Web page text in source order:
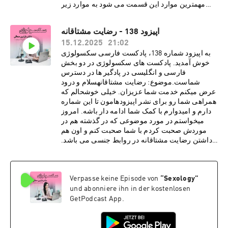
مهمترین موارد این قسمت می شود به موارد زیر
خود واقعی همراهمان به جذابیت در رابطه جنسی
کمک می کند.· ارزش ها و نظام اخلاقی ما می
تواند نگرش ما به انجام فانتزی جنسی را تعیین
کند.· بررسی شخصیت های جنسی
مختلف· پیچیدگی انسان ها تاثیر بسیاری در نوع
برانگیختگی روانی جنسی در افراد دارد.درباره دکتر
نازنین معالیدکتر نازنین معالی، روانشناس بالینی و
پژوهشگر روابط جنسی، دارای بورد فوق تخصصی در
بیمارستان کایزر هستند. هم اکنون مطب ایشان در
شهر لس آنجلس به صورت ویدیو تراپی، پذیرای
درمان مدد جویان می باشد. دکتر معالی با مطالعات و
تحقیقاتی گسترده در زمینه های گوناگون روانشناسی،
تجربیات و دانسته های خود از طریق رسانه های
هستند.دوره آموزش
جنسی:https://www.intimacyrewired.comکد
تخفیف Dr. Moaliما را در صفحات اجتماعی دنبال
stfarsihttps://www.instagram.com/sexologypod
اپیزود 138 - رضایت مشتاقانه
15.12.2025
21:02
به اپیزود شماره 138، پادکست فارسی سکسولوژی
خوش آمدید. پادکست های سکسولوژی در دو بخش
فارسی و انگلیسی در پادگیر ها در دسترس
شماست.موضوع: رضایت مشتاقانهسلام و درود
عرض میکنم خدمت شما عزیزان. خیلی خوشحالم که
همراهی شما رو برای نشر اپیزودهامون تا این شماره
دارم و امیدوارم با کمک شما ادامه دار باشه. امروز
میخواستم در مورد موضوعی که در گذشته هم در
موردش صحبت کردم با شما صحبت کنم و اون هم
داشتن رضایت مشتاقانه در روابط جنسی می باشد.
اشاره کرد:· مسئله رضایت مشتاقانه مرتبط با
مشتاقانه قرارداد دائمی نیست و هر شخص می تواند
در لحظه این رضایت را پس بگیرد· نداشتن
رضایت حتی در روابط زناشویی هم میتواند نوعی از
نازنین معالی، روانشناس بالینی و پژوهشگر روابط
Verpasse keine Episode von “Sexology”
und abonniere ihn in der kostenlosen
GetPodcast App.